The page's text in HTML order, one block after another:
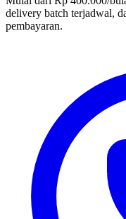
delivery batch terjadwal,
pembayaran.